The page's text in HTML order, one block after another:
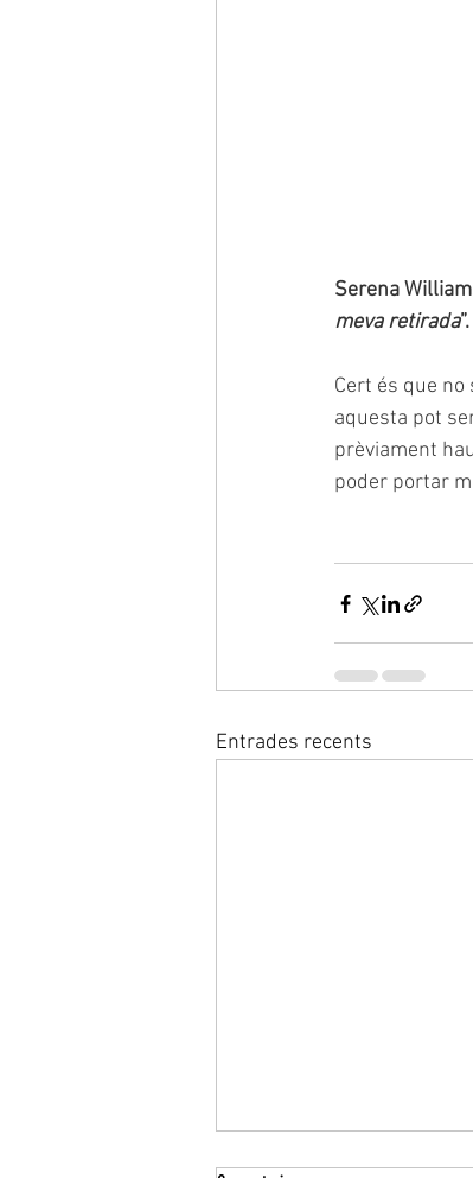
Serena
meva retirada”.
Cert és que
aquesta pot
prèviament
poder portar
Entrades recents